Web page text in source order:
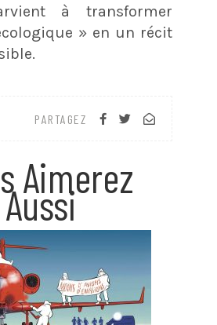
à transformer
» en un récit
PARTAGEZ
Aimerez
Aussi